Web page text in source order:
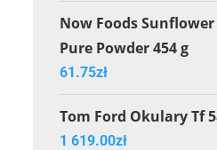
Now Foods
Pure Powder 454 g
61.75zł
Tom Ford Okulary Tf
1 619.00zł